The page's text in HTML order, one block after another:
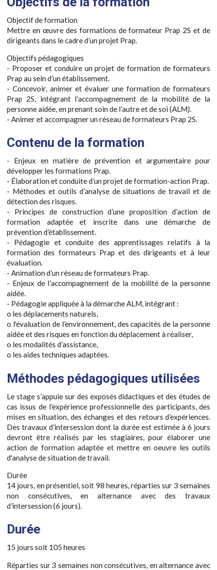
Objectif de formation
Mettre en œuvre des formations de formateur Prap 2S et de
dirigeants dans le cadre d’un projet Prap.
Objectifs pédagogiques
- Proposer et conduire un projet de formation de formateurs
Prap au sein d’un établissement.
- Concevoir, animer et évaluer une formation de formateurs
Prap 2S, intégrant l’accompagnement de la mobilité de la
personne aidée, en prenant soin de l’autre et de soi (ALM).
- Animer et accompagner un réseau de formateurs Prap 2S.
Contenu de la formation
- Enjeux en matière de prévention et argumentaire pour
développer les formations Prap.
- Élaboration et conduite d’un projet de formation-action Prap.
- Méthodes et outils d’analyse de situations de travail et de
détection des risques.
- Principes de construction d’une proposition d’action de
formation adaptée et inscrite dans une démarche de
prévention d’établissement.
- Pédagogie et conduite des apprentissages relatifs à la
formation des formateurs Prap et des dirigeants et à leur
évaluation.
- Animation d’un réseau de formateurs Prap.
- Enjeux de l’accompagnement de la mobilité de la personne
aidée.
- Pédagogie appliquée à la démarche ALM, intégrant :
o les déplacements naturels,
o l'évaluation de l’environnement, des capacités de la personne
aidée et des risques en fonction du déplacement à réaliser,
o les modalités d’assistance,
o les aides techniques adaptées.
Méthodes pédagogiques utilisées
Le stage s’appuie sur des exposés didactiques et des études de
cas issus de l’expérience professionnelle des participants, des
mises en situation, des échanges et des retours d’expériences.
Des travaux d’intersession dont la durée est estimée à 6 jours
devront être réalisés par les stagiaires, pour élaborer une
action de formation adaptée et mettre en oeuvre les outils
d'analyse de situation de travail.
Durée
14 jours, en présentiel, soit 98 heures, réparties sur 3 semaines
non consécutives, en alternance avec des travaux
d’intersession (6 jours).
Durée
15 jours soit 105 heures
Réparties sur 3 semaines non consécutives, en alternance avec